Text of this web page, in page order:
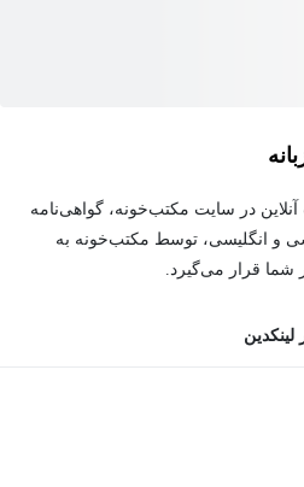
در سایت مکتب‌خونه، گواهی‌نامه
و انگلیسی، توسط مکتب‌خونه به
شما قرار می‌گیرد.